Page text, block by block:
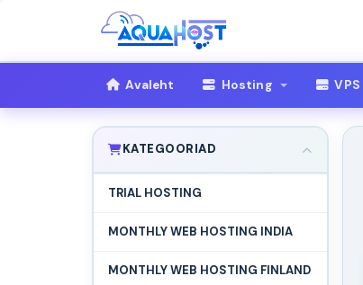
Avaleht Hosting VPS
KATEGOORIAD
TRIAL HOSTING
MONTHLY WEB HOSTING INDIA
MONTHLY WEB HOSTING FINLAND